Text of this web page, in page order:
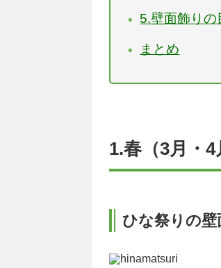
5.壁面飾り
まとめ
1.春（3月・
ひな祭りの壁